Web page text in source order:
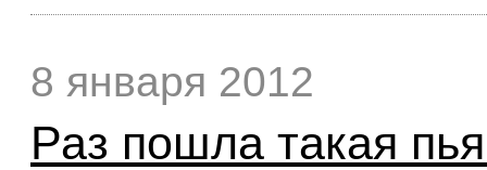
8 января 2012
Раз пошла такая